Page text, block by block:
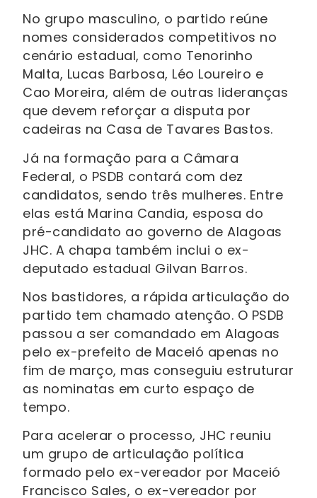
No grupo masculino, o partido reúne
nomes considerados competitivos no
cenário estadual, como Tenorinho
Malta, Lucas Barbosa, Léo Loureiro e
Cao Moreira, além de outras lideranças
que devem reforçar a disputa por
cadeiras na Casa de Tavares Bastos.
Já na formação para a Câmara
Federal, o PSDB contará com dez
candidatos, sendo três mulheres. Entre
elas está Marina Candia, esposa do
pré-candidato ao governo de Alagoas
JHC. A chapa também inclui o ex-
deputado estadual Gilvan Barros.
Nos bastidores, a rápida articulação do
partido tem chamado atenção. O PSDB
passou a ser comandado em Alagoas
pelo ex-prefeito de Maceió apenas no
fim de março, mas conseguiu estruturar
as nominatas em curto espaço de
tempo.
Para acelerar o processo, JHC reuniu
um grupo de articulação política
formado pelo ex-vereador por Maceió
Francisco Sales, o ex-vereador por